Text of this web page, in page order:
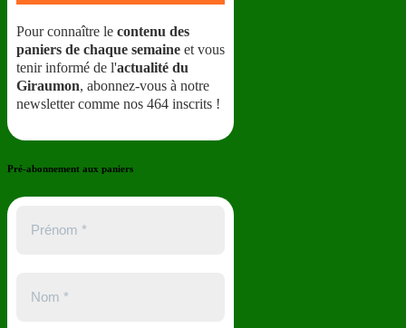
Pour connaître le contenu des
paniers de chaque semaine et vous
tenir informé de l'actualité du
Giraumon, abonnez-vous à notre
newsletter comme nos 464 inscrits !
Pré-abonnement aux paniers